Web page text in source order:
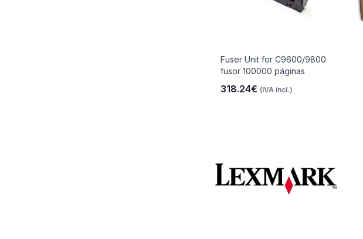
Fuser Unit for C9600/9800
fusor 100000 páginas
318.24€ (IVA incl.)